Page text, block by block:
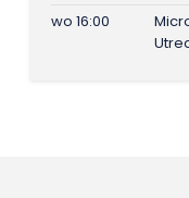
wo 16:00